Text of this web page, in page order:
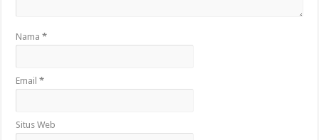
Nama*
Email*
Situs Web